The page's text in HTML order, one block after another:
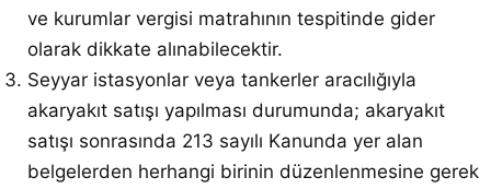
ve kurumlar vergisi matrahının tespitinde gider
olarak dikkate alınabilecektir.
Seyyar istasyonlar veya tankerler aracılığıyla
akaryakıt satışı yapılması durumunda; akaryakıt
satışı sonrasında 213 sayılı Kanunda yer alan
belgelerden herhangi birinin düzenlenmesine gerek